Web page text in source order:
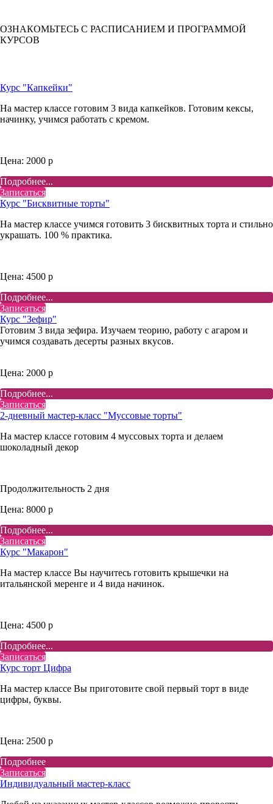
ОЗНАКОМЬТЕСЬ С РАСПИСАНИЕМ И ПРОГРАММОЙ
КУРСОВ
Курс "Капкейки"
На мастер классе готовим 3 вида капкейков. Готовим кексы,
начинку, учимся работать с кремом.
Цена: 2000 р
Подробнее...
Записаться
Курс "Бисквитные торты"
На мастер классе учимся готовить 3 бисквитных торта и стильно
украшать. 100 % практика.
Цена: 4500 р
Подробнее...
Записаться
Курс "Зефир"
Готовим 3 вида зефира. Изучаем теорию, работу с агаром и
учимся создавать десерты разных вкусов.
Цена: 2000 р
Подробнее...
Записаться
2-дневный мастер-класс "Муссовые торты"
На мастер классе готовим 4 муссовых торта и делаем
шоколадный декор
Продолжительность 2 дня
Цена: 8000 р
Подробнее...
Записаться
Курс "Макарон"
На мастер классе Вы научитесь готовить крышечки на
итальянской меренге и 4 вида начинок.
Цена: 4500 р
Подробнее...
Записаться
Курс торт Цифра
На мастер классе Вы приготовите свой первый торт в виде
цифры, буквы.
Цена: 2500 р
Подробнее
Записаться
Индивидуальный мастер-класс